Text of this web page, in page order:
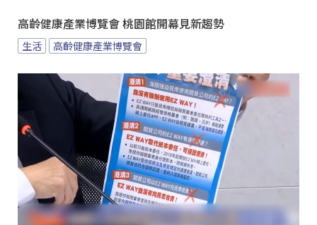
高齡健康產業博覽會 桃園館開幕見新趨勢
生活 高齡健康產業博覽會